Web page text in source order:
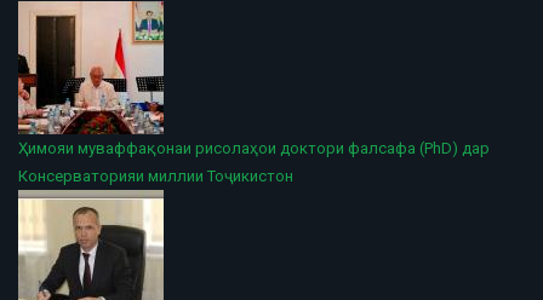
Ҳимояи муваффақонаи рисолаҳои доктори фалсафа (PhD) дар
Консерваторияи миллии Тоҷикистон